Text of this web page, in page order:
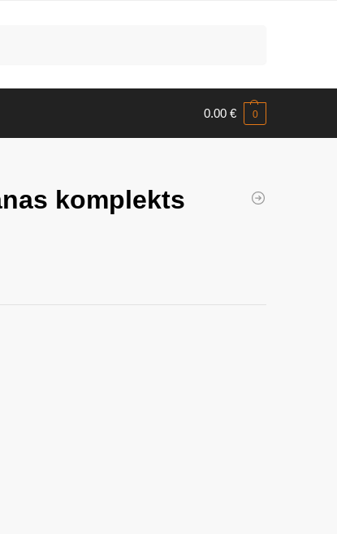
0.00 € 0
komplekts